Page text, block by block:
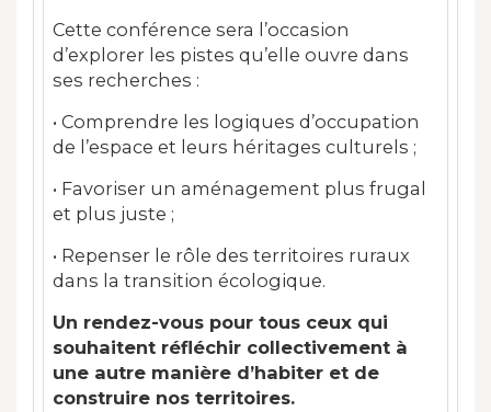
Cette conférence sera l’occasion
d’explorer les pistes qu’elle ouvre dans
ses recherches :
• Comprendre les logiques d’occupation
de l’espace et leurs héritages culturels ;
• Favoriser un aménagement plus frugal
et plus juste ;
• Repenser le rôle des territoires ruraux
dans la transition écologique.
Un rendez-vous pour tous ceux qui
souhaitent réfléchir collectivement à
une autre manière d’habiter et de
construire nos territoires.